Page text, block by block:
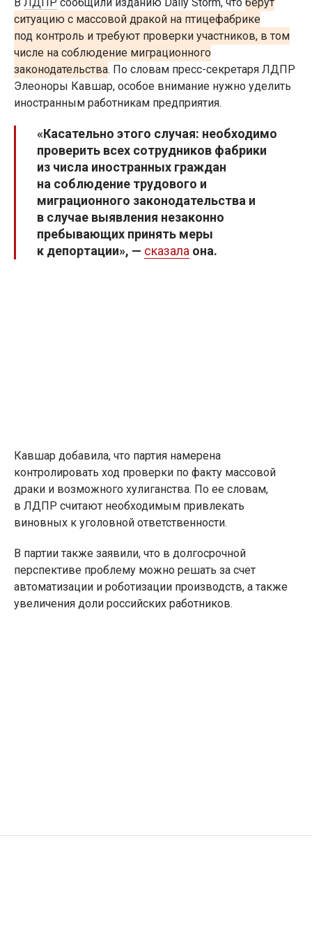
ситуацию с массовой дракой на птицефабрике
под контроль и требуют проверки участников, в том
числе на соблюдение миграционного
законодательства. По словам пресс-секретаря ЛДПР
Элеоноры Кавшар, особое внимание нужно уделить
иностранным работникам предприятия.
«Касательно этого случая: необходимо
проверить всех сотрудников фабрики
из числа иностранных граждан
на соблюдение трудового и
миграционного законодательства и
в случае выявления незаконно
пребывающих принять меры
к депортации», — сказала она.
Кавшар добавила, что партия намерена
контролировать ход проверки по факту массовой
драки и возможного хулиганства. По ее словам,
в ЛДПР считают необходимым привлекать
виновных к уголовной ответственности.
В партии также заявили, что в долгосрочной
перспективе проблему можно решать за счет
автоматизации и роботизации производств, а также
увеличения доли российских работников.